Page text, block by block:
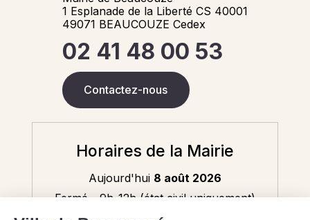
1 Esplanade de la Liberté CS 40001
49071 BEAUCOUZE Cedex
02 41 48 00 53
Contactez-nous
Horaires de la Mairie
Aujourd'hui 8 août 2026
Fermé - 9h-12h (état civil uniquement)